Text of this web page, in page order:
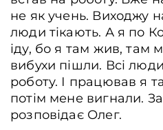
не як учень. Виходжу
люди тікають. А я по
іду, бо я там жив, там
вибухи пішли. Всі
роботу. І працював я
потім мене вигнали.
розповідає Олег.